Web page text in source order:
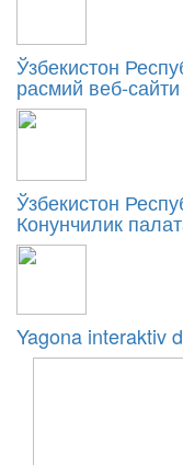
Ўзбекистон
расмий веб-сайти
Ўзбекистон
Конунчилик
Yagona interaktiv